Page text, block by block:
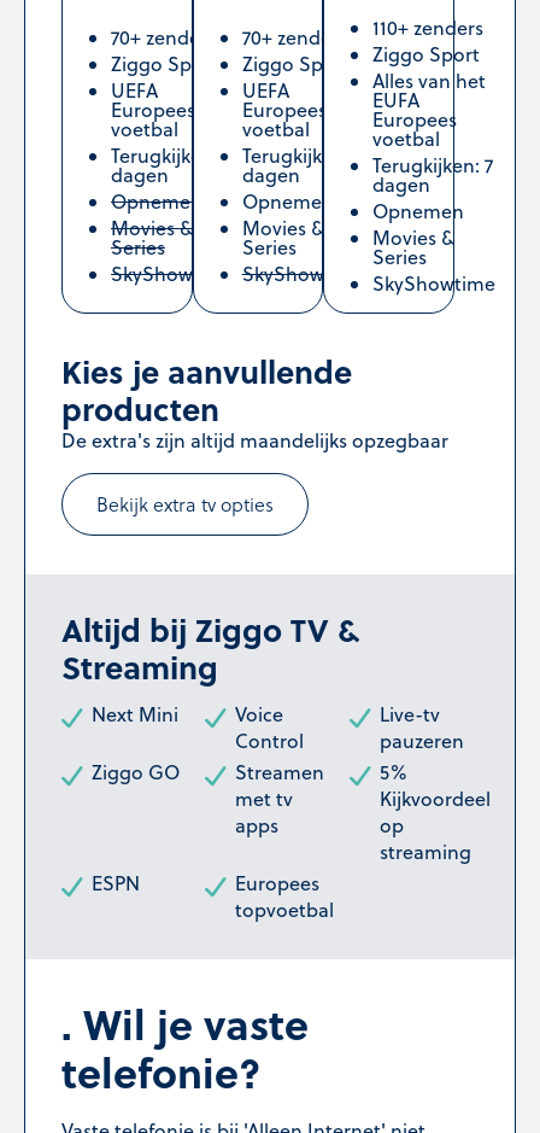
70+ zenders
Ziggo Sport
UEFA
Europees
voetbal
Terugkijken: 2
dagen
Opnemen
Movies &
Series
SkyShowtime
70+ zenders
Ziggo Sport
UEFA
Europees
voetbal
Terugkijken: 7
dagen
Opnemen
Movies &
Series
SkyShowtime
110+ zenders
Ziggo Sport
Alles van het
EUFA
Europees
voetbal
Terugkijken: 7
dagen
Opnemen
Movies &
Series
SkyShowtime
Kies je aanvullende
producten
De extra's zijn altijd maandelijks opzegbaar
Bekijk extra tv opties
Altijd bij Ziggo TV &
Streaming
Next Mini
Voice
Control
Live-tv
pauzeren
Ziggo GO
Streamen
met tv
apps
5%
Kijkvoordeel
op
streaming
ESPN
Europees
topvoetbal
Wil je vaste
telefonie?